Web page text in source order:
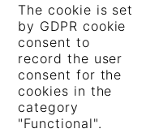
The cookie is set
by GDPR cookie
consent to
record the user
consent for the
cookies in the
category
"Functional".